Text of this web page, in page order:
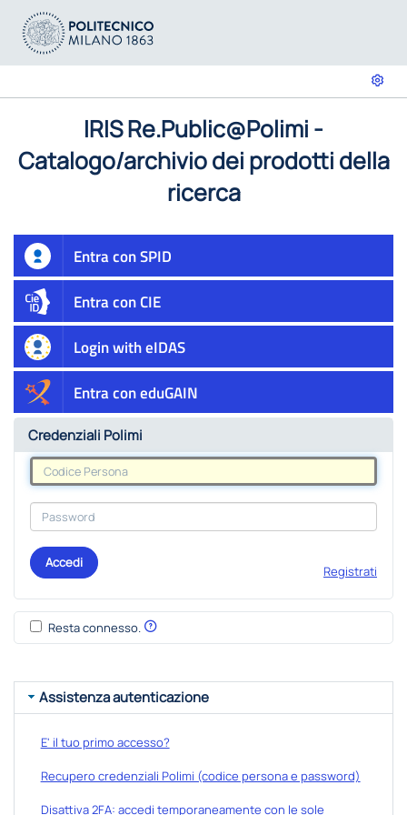
IRIS Re.Public@Polimi -
Catalogo/archivio dei prodotti della
ricerca
Entra con SPID
Entra con CIE
Login with eIDAS
Entra con eduGAIN
Credenziali Polimi
Accedi
Registrati
Resta connesso.
Assistenza autenticazione
E' il tuo primo accesso?
Recupero credenziali Polimi (codice persona e password)
Disattiva 2FA: accedi temporaneamente con le sole